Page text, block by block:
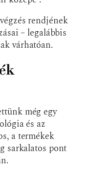
rendjének
– legalábbis
várhatóan.
még egy
és az
a termékek
sarkalatos pont